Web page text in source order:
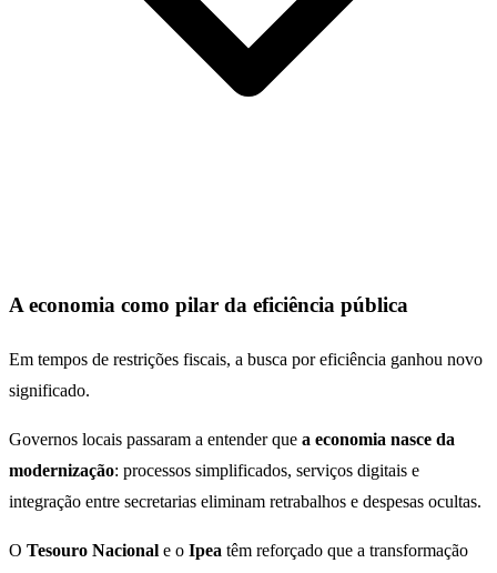
A economia como pilar da eficiência pública
Em tempos de restrições fiscais, a busca por eficiência ganhou novo
significado.
Governos locais passaram a entender que a economia nasce da
modernização: processos simplificados, serviços digitais e
integração entre secretarias eliminam retrabalhos e despesas ocultas.
O Tesouro Nacional e o Ipea têm reforçado que a transformação